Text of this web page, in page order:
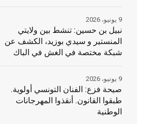
نبيل بن حسين: تنشط بين ولايتي
المنستير و سيدي بوزيد، الكشف عن
شبكة مختصة في الغش في الباك
9 يونيو، 2026
صيحة فزع: الفنان التونسي أولوية.
طبقوا القانون. أنقذوا المهرجانات
الوطنية
9 يونيو، 2026